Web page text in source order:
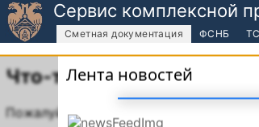
Сервис комплексной
Сметная документация ФСНБ
Что-то пошло не так.
Пожалуйста, перезагрузите страницу
Лента новостей